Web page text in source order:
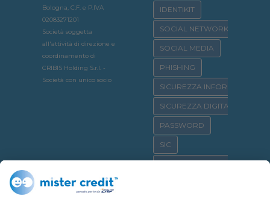
Bologna, C.F. e P.IVA
02083271201
Società soggetta
all'attività di direzione e
coordinamento di
CRIBIS Holding S.r.l. -
Società con unico socio
IDENTIKIT
SOCIAL NETWORK
SOCIAL MEDIA
PHISHING
SICUREZZA INFORMATICA
SICUREZZA DIGITALE
PASSWORD
SIC